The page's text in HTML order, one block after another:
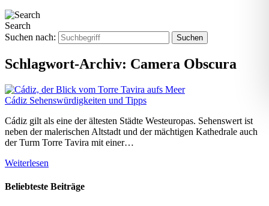
Search
Suchen nach:
Schlagwort-Archiv: Camera Obscura
Cádiz Sehenswürdigkeiten und Tipps
Cádiz gilt als eine der ältesten Städte Westeuropas. Sehenswert ist
neben der malerischen Altstadt und der mächtigen Kathedrale auch
der Turm Torre Tavira mit einer…
Weiterlesen
Beliebteste Beiträge